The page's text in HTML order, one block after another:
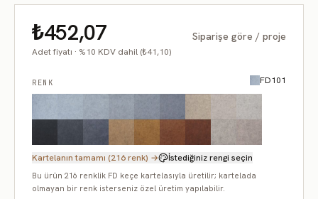
₺452,07 Siparişe göre / proje
Adet fiyatı · %10 KDV dahil (₺41,10)
RENK FD101
Kartelanın tamamı (216 renk) → İstediğiniz rengi seçin
Bu ürün 216 renklik FD keçe kartelasıyla üretilir; kartelada
olmayan bir renk isterseniz özel üretim yapılabilir.